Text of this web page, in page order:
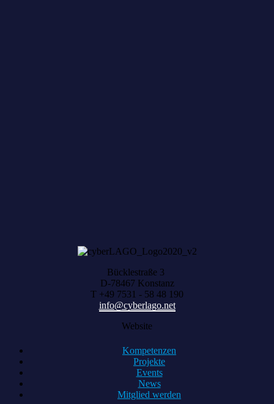
Bücklestraße 3
D-78467 Konstanz
T +49 7531 - 58 48 190
info@cyberlago.net
Website
Kompetenzen
Projekte
Events
News
Mitglied werden